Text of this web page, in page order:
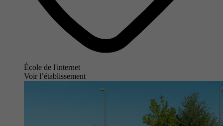
École de l'internet
Voir l’établissement